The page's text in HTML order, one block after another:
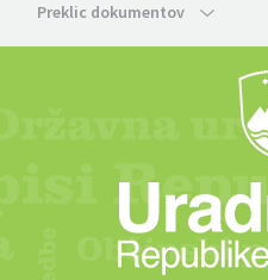
Preklic dokumentov